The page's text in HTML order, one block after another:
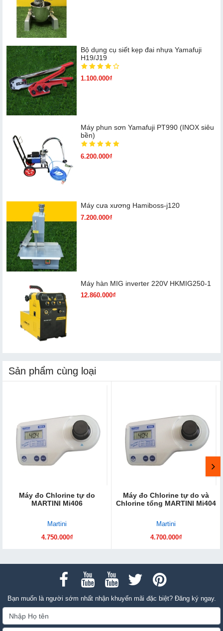
Bộ dụng cụ siết kẹp đai nhựa Yamafuji
H19/J19
1.100.000₫
Máy phun sơn Yamafuji PT990 (INOX siêu
bền)
6.200.000₫
Máy cưa xương Hamiboss-j120
7.200.000₫
Máy hàn MIG inverter 220V HKMIG250-1
12.860.000₫
Sản phẩm cùng loại
Máy đo Chlorine tự do
MARTINI Mi406
Martini
4.750.000₫
Máy đo Chlorine tự do và
Chlorine tổng MARTINI Mi404
Martini
4.700.000₫
Bạn muốn là người sớm nhất nhận khuyến mãi đặc biệt? Đăng ký ngay.